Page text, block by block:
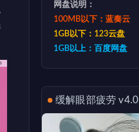
网盘说明：
100MB以下：蓝奏云
1GB以下：123云盘
1GB以上：百度网盘
缓解眼部疲劳 v4.0